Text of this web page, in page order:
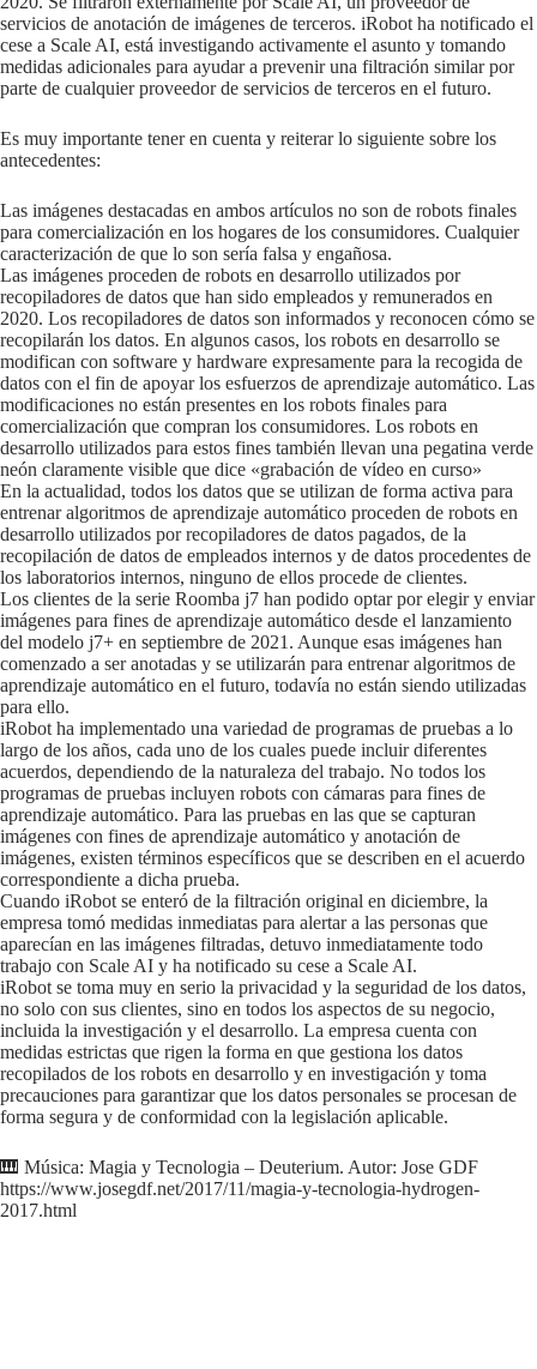
servicios de anotación de imágenes de terceros. iRobot ha notificado el
cese a Scale AI, está investigando activamente el asunto y tomando
medidas adicionales para ayudar a prevenir una filtración similar por
parte de cualquier proveedor de servicios de terceros en el futuro.
Es muy importante tener en cuenta y reiterar lo siguiente sobre los
antecedentes:
Las imágenes destacadas en ambos artículos no son de robots finales
para comercialización en los hogares de los consumidores. Cualquier
caracterización de que lo son sería falsa y engañosa.
Las imágenes proceden de robots en desarrollo utilizados por
recopiladores de datos que han sido empleados y remunerados en
2020. Los recopiladores de datos son informados y reconocen cómo se
recopilarán los datos. En algunos casos, los robots en desarrollo se
modifican con software y hardware expresamente para la recogida de
datos con el fin de apoyar los esfuerzos de aprendizaje automático. Las
modificaciones no están presentes en los robots finales para
comercialización que compran los consumidores. Los robots en
desarrollo utilizados para estos fines también llevan una pegatina verde
neón claramente visible que dice «grabación de vídeo en curso»
En la actualidad, todos los datos que se utilizan de forma activa para
entrenar algoritmos de aprendizaje automático proceden de robots en
desarrollo utilizados por recopiladores de datos pagados, de la
recopilación de datos de empleados internos y de datos procedentes de
los laboratorios internos, ninguno de ellos procede de clientes.
Los clientes de la serie Roomba j7 han podido optar por elegir y enviar
imágenes para fines de aprendizaje automático desde el lanzamiento
del modelo j7+ en septiembre de 2021. Aunque esas imágenes han
comenzado a ser anotadas y se utilizarán para entrenar algoritmos de
aprendizaje automático en el futuro, todavía no están siendo utilizadas
para ello.
iRobot ha implementado una variedad de programas de pruebas a lo
largo de los años, cada uno de los cuales puede incluir diferentes
acuerdos, dependiendo de la naturaleza del trabajo. No todos los
programas de pruebas incluyen robots con cámaras para fines de
aprendizaje automático. Para las pruebas en las que se capturan
imágenes con fines de aprendizaje automático y anotación de
imágenes, existen términos específicos que se describen en el acuerdo
correspondiente a dicha prueba.
Cuando iRobot se enteró de la filtración original en diciembre, la
empresa tomó medidas inmediatas para alertar a las personas que
aparecían en las imágenes filtradas, detuvo inmediatamente todo
trabajo con Scale AI y ha notificado su cese a Scale AI.
iRobot se toma muy en serio la privacidad y la seguridad de los datos,
no solo con sus clientes, sino en todos los aspectos de su negocio,
incluida la investigación y el desarrollo. La empresa cuenta con
medidas estrictas que rigen la forma en que gestiona los datos
recopilados de los robots en desarrollo y en investigación y toma
precauciones para garantizar que los datos personales se procesan de
forma segura y de conformidad con la legislación aplicable.
🎹 Música: Magia y Tecnologia – Deuterium. Autor: Jose GDF
https://www.josegdf.net/2017/11/magia-y-tecnologia-hydrogen-
2017.html